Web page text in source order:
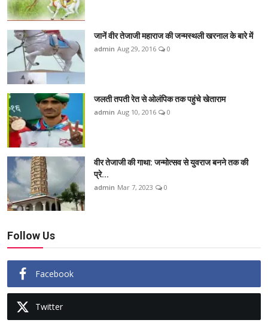
जानें वीर तेजाजी महाराज की जन्मस्थली खरनाल के बारे में
admin Aug 29, 2016 0
जलती तपती रेत से ओलंपिक तक पहुंचे खेताराम
admin Aug 10, 2016 0
वीर तेजाजी की गाथा: जन्मोत्सव से युवराज बनने तक की
प्रे...
admin Mar 7, 2023 0
Follow Us
Facebook
Twitter